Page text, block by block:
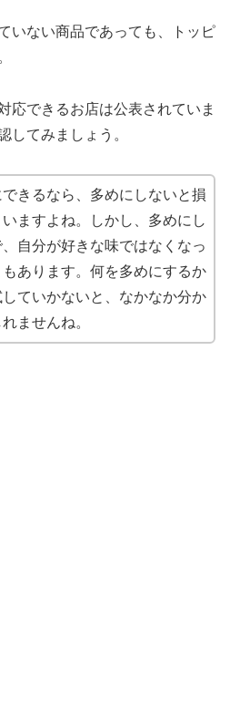
いない商品であっても、トッピ
応できるお店は公表されていま
してみましょう。
きるなら、多めにしないと損
ますよね。しかし、多めにし
自分が好きな味ではなくなっ
あります。何を多めにするか
ていかないと、なかなか分か
ませんね。